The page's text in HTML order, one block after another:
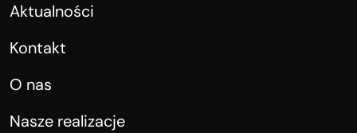
Aktualności
Kontakt
O nas
Nasze realizacje